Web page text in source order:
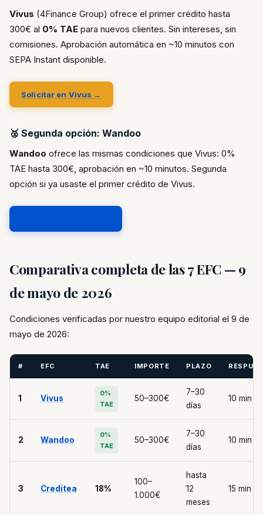
Vivus (4Finance Group) ofrece el primer crédito hasta
300€ al 0% TAE para nuevos clientes. Sin intereses, sin
comisiones. Aprobación automática en ~10 minutos con
SEPA Instant disponible.
Solicitar en Vivus →
🥈 Segunda opción: Wandoo
Wandoo ofrece las mismas condiciones que Vivus: 0%
TAE hasta 300€, aprobación en ~10 minutos. Segunda
opción si ya usaste el primer crédito de Vivus.
Comparativa completa de las 7 EFC — 9
de mayo de 2026
Condiciones verificadas por nuestro equipo editorial el 9 de
mayo de 2026:
# EFC TAE IMPORTE PLAZO
1 Vivus
0%
TAE
50–300€
7–30
días
10 min
2 Wandoo
0%
TAE
50–300€
7–30
días
10 min
3 Creditea 18%
100–
1.000€
hasta
12
meses
15 min